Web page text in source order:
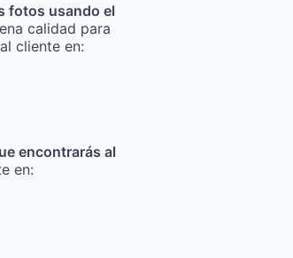
fotos usando el
calidad para
cliente en:
encontrarás al
en: